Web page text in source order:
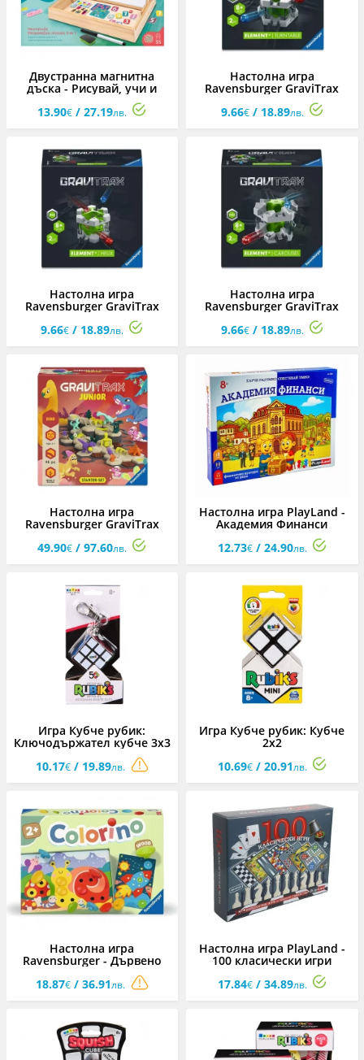
Двустранна магнитна
дъска - Рисувай, учи и
13.90€ / 27.19лв.
Настолна игра
Ravensburger GraviTrax
PRO - Допълнение:
Елемент за обръщане
9.66€/ 18.89лв.
Настолна игра
Ravensburger GraviTrax
PRO - Допълнение:
Елемент спирала
9.66€ / 18.89лв.
Настолна игра
Ravensburger GraviTrax
PRO - Допълнение:
Елемент въртележката
9.66€/ 18.89лв.
Настолна игра
Ravensburger GraviTrax
Junior - Динозавър
49.90€ / 97.60лв.
Настолна игра PlayLand -
Академия Финанси
12.73€/ 24.90лв.
Игра Кубче рубик:
Ключодържател кубче 3х3
10.17€/ 19.89лв.
Игра Кубче рубик: Кубче
2х2
10.69€/ 20.91лв.
Настолна игра
Ravensburger - Дървено
18.87€/ 36.91лв.
Настолна игра PlayLand -
100 класически игри
17.84€/ 34.89лв.